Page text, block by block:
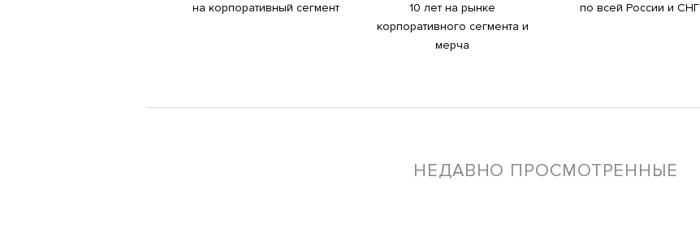
на корпоративный сегмент
10 лет на рынке
корпоративного сегмента и
мерча
по всей России и СНГ
НЕДАВНО ПРОСМОТРЕННЫЕ